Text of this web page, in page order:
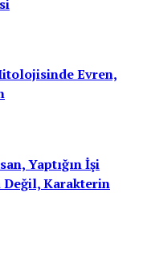
Evren,
Yaptığın İşi
Değil, Karakterin